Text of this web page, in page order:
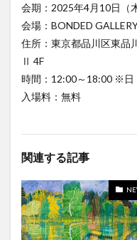
会期：2025年4月10日（
会場：BONDED
住所：東京都品川区東品
Ⅱ 4F
時間：12:00～18:00 ※日
入場料：無料
関連する記事